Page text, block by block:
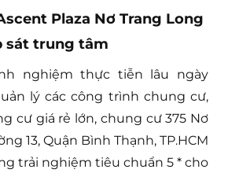
Plaza Nơ Trang Long
sát trung tâm
nghiệm thực tiễn lâu ngày
lý các công trình chung cư,
cư giá rẻ lớn, chung cư 375 Nơ
13, Quận Bình Thạnh, TP.HCM
trải nghiệm tiêu chuẩn 5 * cho